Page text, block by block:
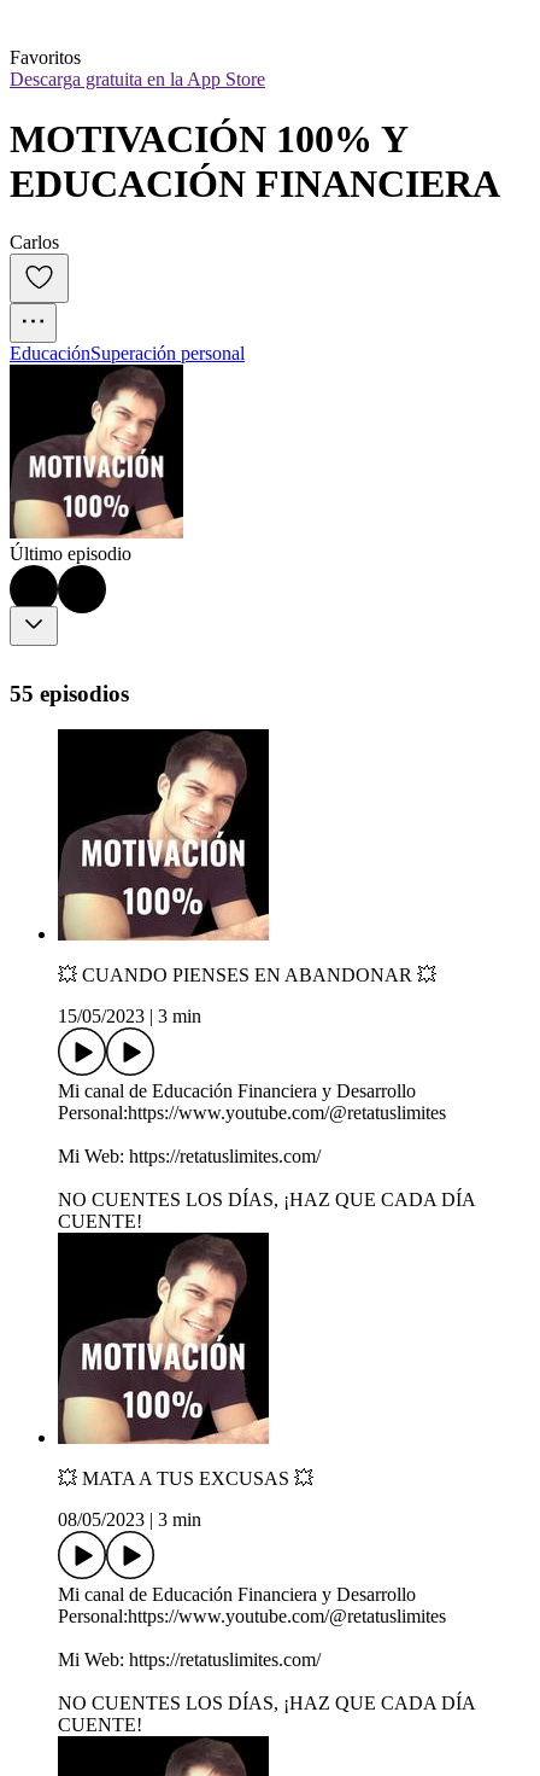
Favoritos
Descarga gratuita en la App Store
MOTIVACIÓN 100% Y
EDUCACIÓN FINANCIERA
Carlos
EducaciónSuperación personal
Último episodio
55 episodios
💥 CUANDO PIENSES EN ABANDONAR 💥
15/05/2023
3 min
Mi canal de Educación Financiera y Desarrollo
Personal:https://www.youtube.com/@retatuslimites
Mi Web: https://retatuslimites.com/
NO CUENTES LOS DÍAS, ¡HAZ QUE CADA DÍA
CUENTE!
💥 MATA A TUS EXCUSAS 💥
08/05/2023
3 min
Mi canal de Educación Financiera y Desarrollo
Personal:https://www.youtube.com/@retatuslimites
Mi Web: https://retatuslimites.com/
NO CUENTES LOS DÍAS, ¡HAZ QUE CADA DÍA
CUENTE!